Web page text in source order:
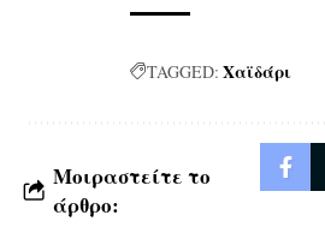
TAGGED: Χαϊδάρι
Μοιραστείτε το
άρθρο: